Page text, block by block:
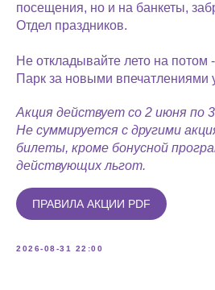
посещения, но и на банкеты,
Отдел праздников.
Не откладывайте лето на потом
Парк за новыми впечатлениями
Акция действует со 2 июня по
Не суммируется с другими
билеты, кроме бонусной
действующих льгот.
ПРАВИЛА АКЦИИ PDF
2026-08-31 22:00